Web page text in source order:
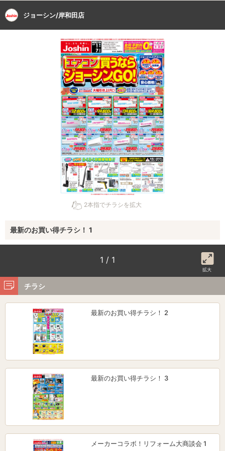
ジョーシン/岸和田店
2本指でチラシを拡大
最新のお買い得チラシ！ 1
1 / 1
拡大
チラシ
最新のお買い得チラシ！ 2
最新のお買い得チラシ！ 3
メーカーコラボ！リフォーム大商談会 1